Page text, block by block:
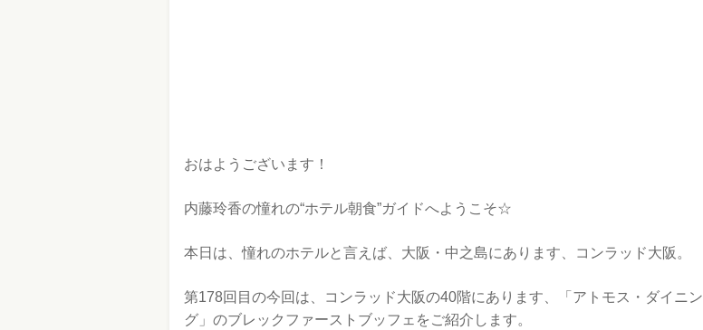
おはようございます！
内藤玲香の憧れの“ホテル朝食”ガイドへようこそ☆
本日は、憧れのホテルと言えば、大阪・中之島にあります、コンラッド大阪。
第178回目の今回は、コンラッド大阪の40階にあります、「アトモス・ダイニン
グ」のブレックファーストブッフェをご紹介します。